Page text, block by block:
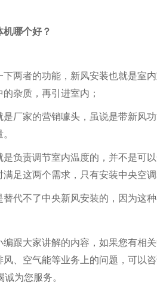
哪个好？
两者的功能，新风安装也就是室
杂质，再引进室内；
厂家的营销噱头，虽说是带新风
负责调节室内温度的，并不是可
足这两个需求，只有安装中央空
替代不了中央新风安装的，因为这
跟大家讲解的内容，如果您有相
、空气能等业务上的问题，可以
诚为您服务。